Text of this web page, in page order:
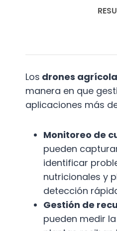
Los drones
manera en que
aplicaciones más
Monitoreo de
pueden
identificar
nutricionales y
detección
Gestión de
pueden medir